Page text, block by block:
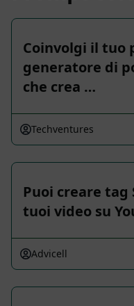
Coinvolgi il tuo
generatore di
che crea …
Techventures
Puoi creare tag
tuoi video su
Advicell